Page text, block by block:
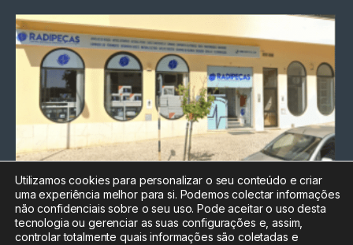
Chamada para a rede fixa
nacional
Electrónica:212
Utilizamos cookies para personalizar o seu conteúdo e criar
uma experiência melhor para si. Podemos colectar informações
não confidenciais sobre o seu uso. Pode aceitar o uso desta
tecnologia ou gerenciar as suas configurações e, assim,
controlar totalmente quais informações são coletadas e